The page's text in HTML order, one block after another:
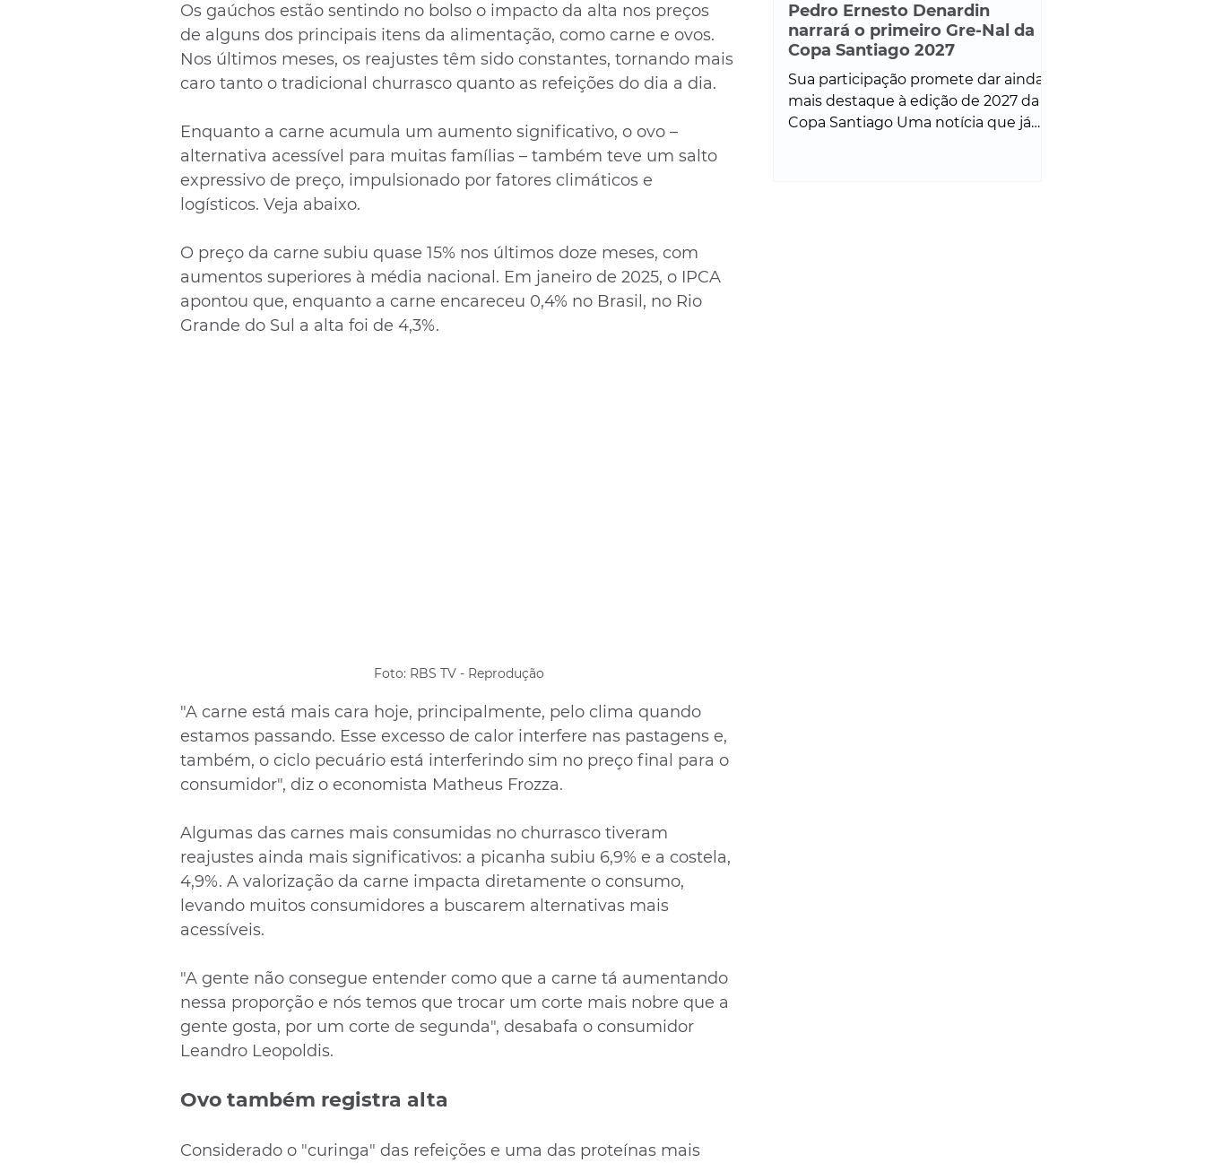
Os gaúchos estão sentindo no bolso o impacto da alta nos preços
de alguns dos principais itens da alimentação, como carne e ovos.
Nos últimos meses, os reajustes têm sido constantes, tornando mais
caro tanto o tradicional churrasco quanto as refeições do dia a dia.
Enquanto a carne acumula um aumento significativo, o ovo –
alternativa acessível para muitas famílias – também teve um salto
expressivo de preço, impulsionado por fatores climáticos e
logísticos. Veja abaixo.
O preço da carne subiu quase 15% nos últimos doze meses, com
aumentos superiores à média nacional. Em janeiro de 2025, o IPCA
apontou que, enquanto a carne encareceu 0,4% no Brasil, no Rio
Grande do Sul a alta foi de 4,3%.
Foto: RBS TV - Reprodução
"A carne está mais cara hoje, principalmente, pelo clima quando
estamos passando. Esse excesso de calor interfere nas pastagens e,
também, o ciclo pecuário está interferindo sim no preço final para o
consumidor", diz o economista Matheus Frozza.
Algumas das carnes mais consumidas no churrasco tiveram
reajustes ainda mais significativos: a picanha subiu 6,9% e a costela,
4,9%. A valorização da carne impacta diretamente o consumo,
levando muitos consumidores a buscarem alternativas mais
acessíveis.
"A gente não consegue entender como que a carne tá aumentando
nessa proporção e nós temos que trocar um corte mais nobre que a
gente gosta, por um corte de segunda", desabafa o consumidor
Leandro Leopoldis.
Ovo também registra alta
Considerado o "curinga" das refeições e uma das proteínas mais
Pedro Ernesto Denardin
narrará o primeiro Gre-Nal da
Copa Santiago 2027
Sua participação promete dar ainda
mais destaque à edição de 2027 da
Copa Santiago Uma notícia que já